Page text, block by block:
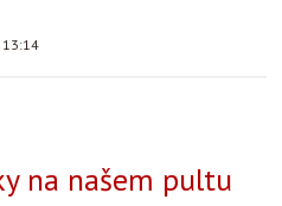
na našem pultu